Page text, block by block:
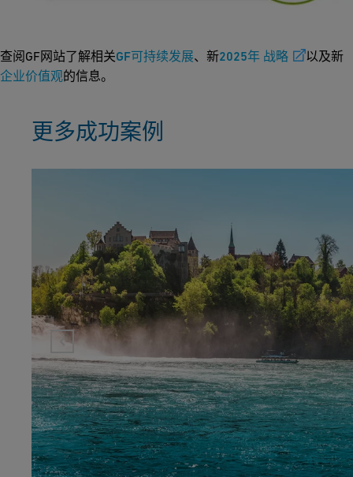
查阅GF网站了解相关GF可持续发展、新2025年 战略 以及新
企业价值观的信息。
更多成功案例